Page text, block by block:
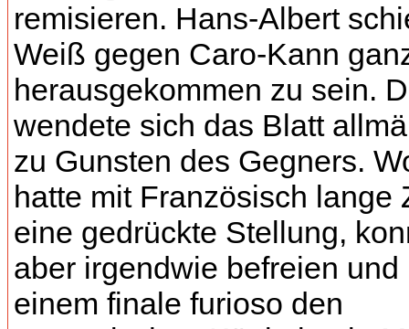
remisieren. Hans-Albert
Weiß gegen Caro-Kann
herausgekommen zu sein.
wendete sich das Blatt
zu Gunsten des Gegners.
hatte mit Französisch lange
eine gedrückte Stellung,
aber irgendwie befreien und
einem finale furioso den